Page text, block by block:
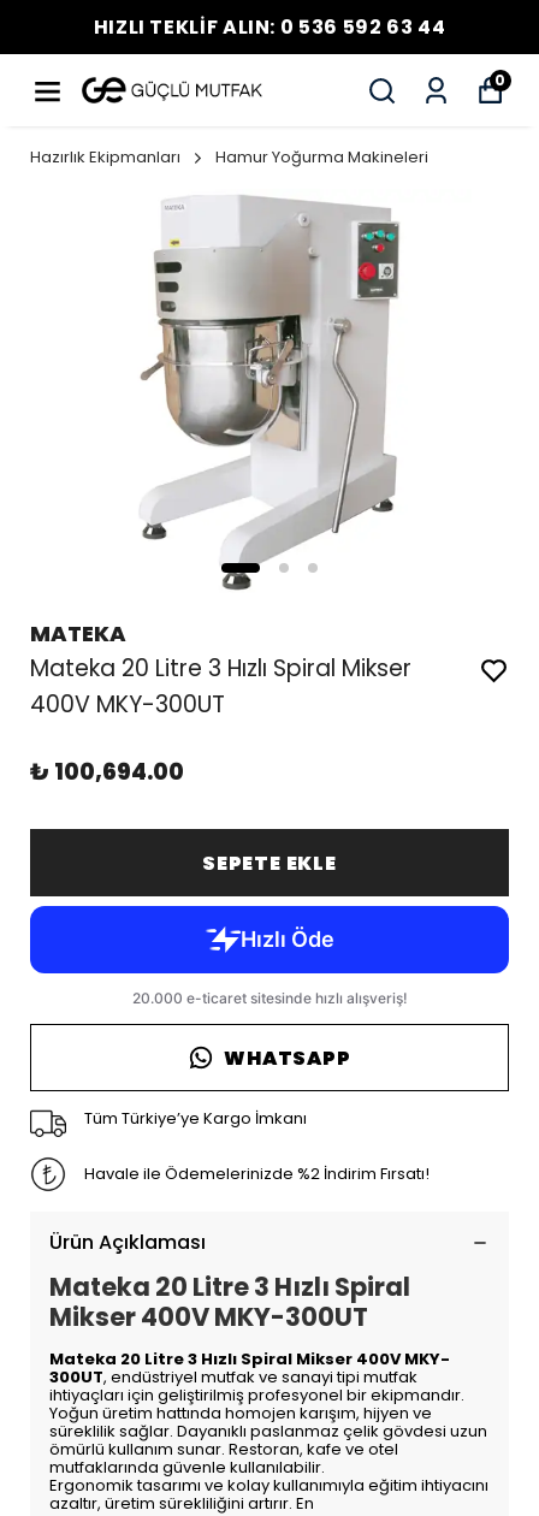
HIZLI TEKLİF ALIN: 0 536 592 63 44
0
Hazırlık Ekipmanları Hamur Yoğurma Makineleri
MATEKA
Mateka 20 Litre 3 Hızlı Spiral Mikser
400V MKY-300UT
₺ 100,694.00
SEPETE EKLE
WHATSAPP
Tüm Türkiye’ye Kargo İmkanı
Havale ile Ödemelerinizde %2 İndirim Fırsatı!
Ürün Açıklaması
Mateka 20 Litre 3 Hızlı Spiral
Mikser 400V MKY-300UT
Mateka 20 Litre 3 Hızlı Spiral Mikser 400V MKY-
300UT, endüstriyel mutfak ve sanayi tipi mutfak
ihtiyaçları için geliştirilmiş profesyonel bir ekipmandır.
Yoğun üretim hattında homojen karışım, hijyen ve
süreklilik sağlar. Dayanıklı paslanmaz çelik gövdesi uzun
ömürlü kullanım sunar. Restoran, kafe ve otel
mutfaklarında güvenle kullanılabilir.
Ergonomik tasarımı ve kolay kullanımıyla eğitim ihtiyacını
azaltır, üretim sürekliliğini artırır. En